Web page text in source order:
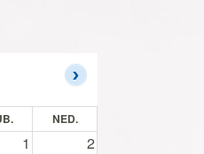
NED.
1 2